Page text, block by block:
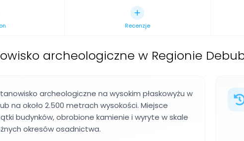
Recenzje
archeologiczne w Regionie
archeologiczne na wysokim płaskowyżu w
na około 2.500 metrach wysokości. Miejsce
budynków, obrobione kamienie i wyryte w skale
okresów osadnictwa.